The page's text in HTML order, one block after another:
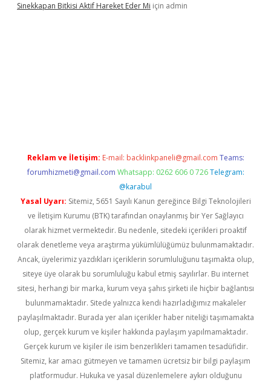
Sinekkapan Bitkisi Aktif Hareket Eder Mi için admin
Reklam ve İletişim: E-mail: backlinkpaneli@gmail.com Teams:
forumhizmeti@gmail.com Whatsapp: 0262 606 0 726 Telegram:
@karabul
Yasal Uyarı: Sitemiz, 5651 Sayılı Kanun gereğince Bilgi Teknolojileri
ve İletişim Kurumu (BTK) tarafından onaylanmış bir Yer Sağlayıcı
olarak hizmet vermektedir. Bu nedenle, sitedeki içerikleri proaktif
olarak denetleme veya araştırma yükümlülüğümüz bulunmamaktadır.
Ancak, üyelerimiz yazdıkları içeriklerin sorumluluğunu taşımakta olup,
siteye üye olarak bu sorumluluğu kabul etmiş sayılırlar. Bu internet
sitesi, herhangi bir marka, kurum veya şahıs şirketi ile hiçbir bağlantısı
bulunmamaktadır. Sitede yalnızca kendi hazırladığımız makaleler
paylaşılmaktadır. Burada yer alan içerikler haber niteliği taşımamakta
olup, gerçek kurum ve kişiler hakkında paylaşım yapılmamaktadır.
Gerçek kurum ve kişiler ile isim benzerlikleri tamamen tesadüfidir.
Sitemiz, kar amacı gütmeyen ve tamamen ücretsiz bir bilgi paylaşım
platformudur. Hukuka ve yasal düzenlemelere aykırı olduğunu